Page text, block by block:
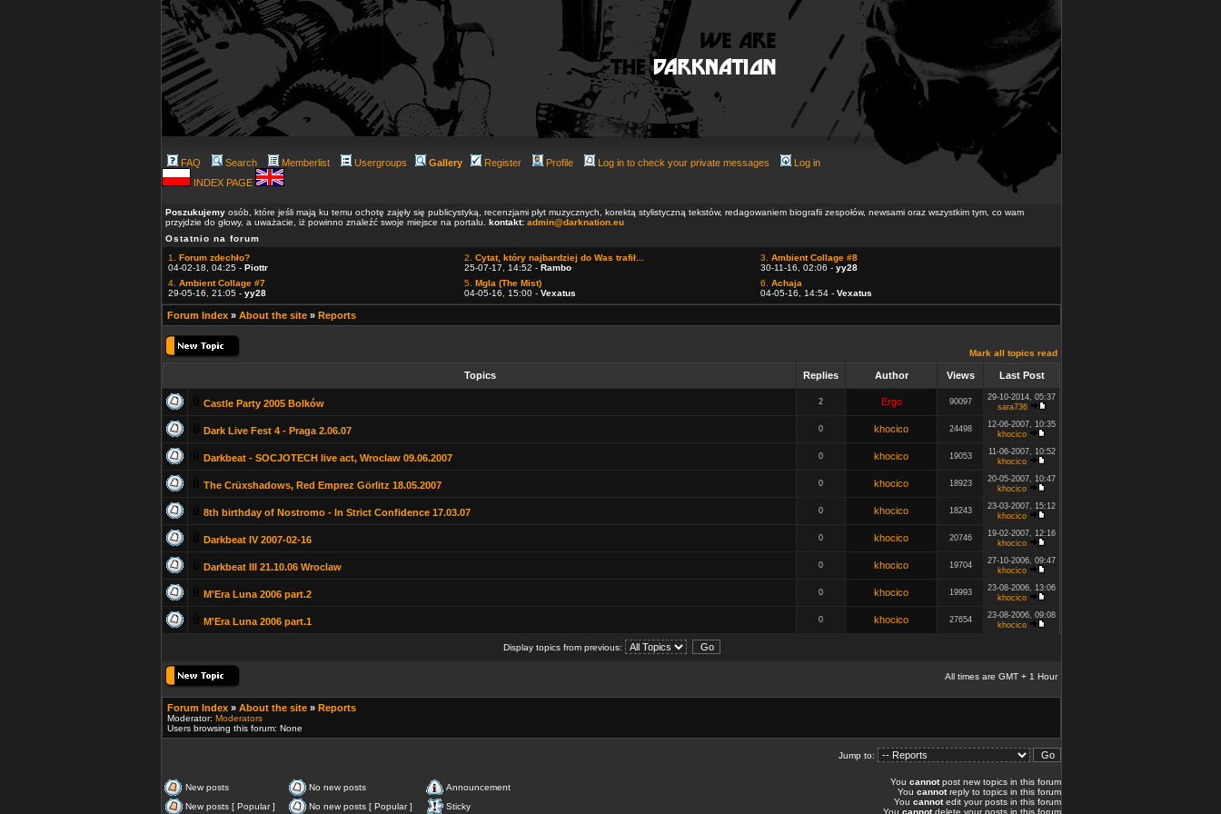
FAQ Search Memberlist Usergroups Gallery Register Profile Log in to check your private messages
Log in
INDEX PAGE
Poszukujemy osób, które jeśli mają ku temu ochotę zajęły się publicystyką, recenzjami płyt muzycznych, korektą stylistyczną tekstów, redagowaniem biografii zespołów, newsami oraz wszystkim tym, co wam
przyjdzie do głowy, a uważacie, iż powinno znaleźć swoje miejsce na portalu. kontakt: admin@darknation.eu
Ostatnio na forum
1. Forum zdechło?
04-02-18, 04:25 - Piottr
2. Cytat, który najbardziej do Was trafił...
25-07-17, 14:52 - Rambo
3. Ambient Collage #8
30-11-16, 02:06 - yy28
4. Ambient Collage #7
29-05-16, 21:05 - yy28
5. Mgla (The Mist)
04-05-16, 15:00 - Vexatus
6. Achaja
04-05-16, 14:54 - Vexatus
Forum Index » About the site » Reports
Mark all topics read
Topics Replies Author Views Last Post
Castle Party 2005 Bolków 2 Ergo 90097
29-10-2014, 05:37
sara736
Dark Live Fest 4 - Praga 2.06.07 0 khocico 24498
12-06-2007, 10:35
khocico
Darkbeat - SOCJOTECH live act, Wroclaw 09.06.2007 0 khocico 19053
11-06-2007, 10:52
khocico
The Crüxshadows, Red Emprez Görlitz 18.05.2007 0 khocico 18923
20-05-2007, 10:47
khocico
8th birthday of Nostromo - In Strict Confidence 17.03.07 0 khocico 18243
23-03-2007, 15:12
khocico
Darkbeat IV 2007-02-16 0 khocico 20746
19-02-2007, 12:16
khocico
Darkbeat III 21.10.06 Wroclaw 0 khocico 19704
27-10-2006, 09:47
khocico
M'Era Luna 2006 part.2 0 khocico 19993
23-08-2006, 13:06
khocico
M'Era Luna 2006 part.1 0 khocico 27654
23-08-2006, 09:08
khocico
Display topics from previous:
All times are GMT + 1 Hour
Forum Index » About the site » Reports
Moderator: Moderators
Users browsing this forum: None
Jump to:
New posts No new posts
Announcement
New posts [ Popular ]
No new posts [ Popular ] Sticky
You cannotpost new topics in this forum
You cannotreply to topics in this forum
You cannotedit your posts in this forum
You cannotdelete your posts in this forum